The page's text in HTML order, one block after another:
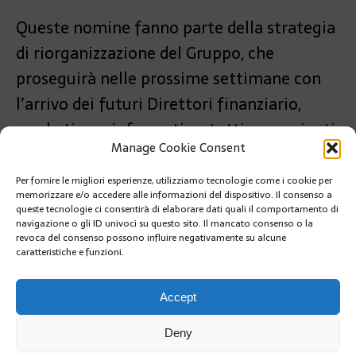
Manage Cookie Consent
Per fornire le migliori esperienze, utilizziamo tecnologie come i cookie per
memorizzare e/o accedere alle informazioni del dispositivo. Il consenso a
queste tecnologie ci consentirà di elaborare dati quali il comportamento di
navigazione o gli ID univoci su questo sito. Il mancato consenso o la
revoca del consenso possono influire negativamente su alcune
caratteristiche e funzioni.
Accept
Deny
Queste nomine fanno parte della strategia
di riorganizzazione del Gruppo, che
proseguirà nelle prossime settimane con
l’arrivo dei futuri Direttori finanziario,
marketing e informatico, tutti provenienti
da grandi aziende internazionali.
PRÉCÉDENT
CONFERENZA DELLE NAZIONI UNITE SULL’ACQUA
DI SERIE N. 7 DOPO IL FORFAIT DI NADAL E ALCARAZ